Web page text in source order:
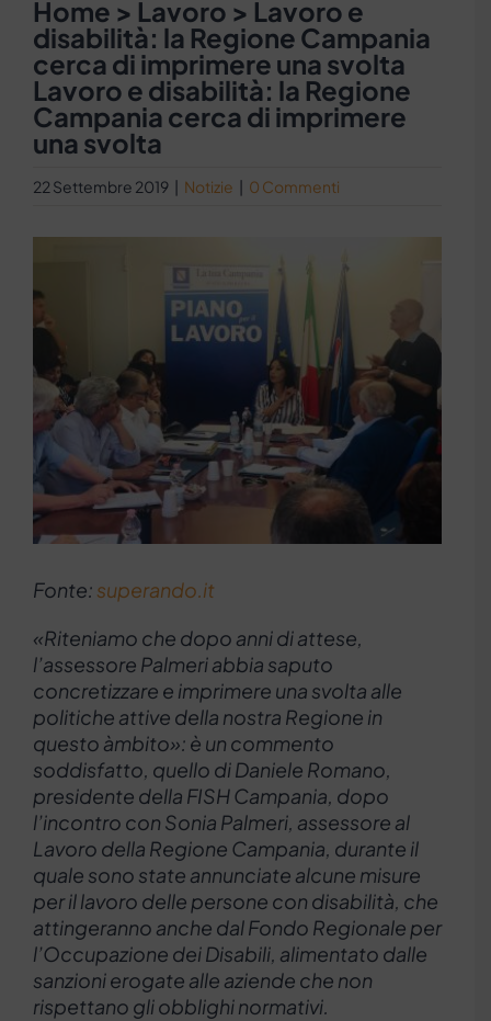
Home > Lavoro > Lavoro e
disabilità: la Regione Campania
cerca di imprimere una svolta
Lavoro e disabilità: la Regione
Campania cerca di imprimere
una svolta
22 Settembre 2019 | Notizie | 0 Commenti
Fonte: superando.it
«Riteniamo che dopo anni di attese,
l’assessore Palmeri abbia saputo
concretizzare e imprimere una svolta alle
politiche attive della nostra Regione in
questo àmbito»: è un commento
soddisfatto, quello di Daniele Romano,
presidente della FISH Campania, dopo
l’incontro con Sonia Palmeri, assessore al
Lavoro della Regione Campania, durante il
quale sono state annunciate alcune misure
per il lavoro delle persone con disabilità, che
attingeranno anche dal Fondo Regionale per
l’Occupazione dei Disabili, alimentato dalle
sanzioni erogate alle aziende che non
rispettano gli obblighi normativi.